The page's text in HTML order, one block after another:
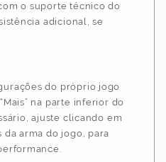
o suporte técnico do
adicional, se
do próprio jogo
na parte inferior do
ajuste clicando em
arma do jogo, para